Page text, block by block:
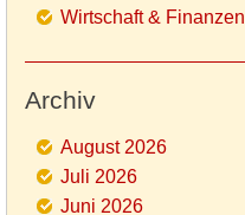
Wirtschaft & Finanzen
Archiv
August 2026
Juli 2026
Juni 2026